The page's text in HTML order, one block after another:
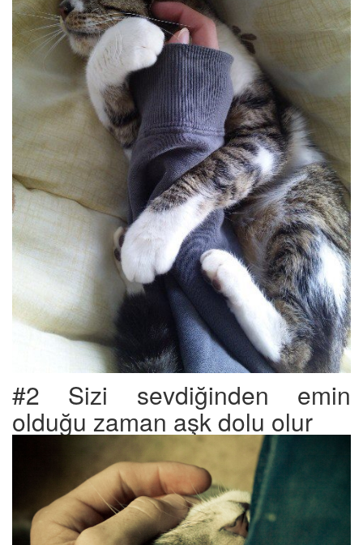
#2 Sizi sevdiğinden emin
olduğu zaman aşk dolu olur